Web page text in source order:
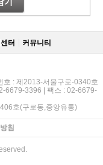
터 커뮤니티
호 : 제2013-서울구로-0340호
6679-3396 | 팩스 : 02-6679-
호(구로동,중앙유통)
침